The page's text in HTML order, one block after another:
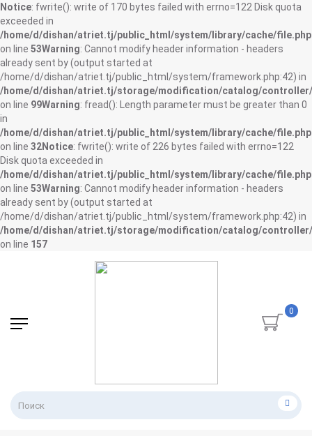
Notice: fwrite(): write of 170 bytes failed with errno=122 Disk quota
exceeded in
/home/d/dishan/atriet.tj/public_html/system/library/cache/file.php
on line 53Warning: Cannot modify header information - headers
already sent by (output started at
/home/d/dishan/atriet.tj/public_html/system/framework.php:42) in
/home/d/dishan/atriet.tj/storage/modification/catalog/
on line 99Warning: fread(): Length parameter must be greater than 0
in
/home/d/dishan/atriet.tj/public_html/system/library/cache/file.php
on line 32Notice: fwrite(): write of 226 bytes failed with errno=122
Disk quota exceeded in
/home/d/dishan/atriet.tj/public_html/system/library/cache/file.php
on line 53Warning: Cannot modify header information - headers
already sent by (output started at
/home/d/dishan/atriet.tj/public_html/system/framework.php:42) in
/home/d/dishan/atriet.tj/storage/modification/catalog/
on line 157
0